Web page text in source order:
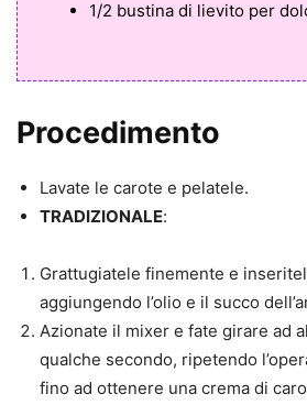
1/2 bustina di lievito per
Procedimento
Lavate le carote e pelatele.
TRADIZIONALE:
Grattugiatele finemente e
aggiungendo l’olio e il succo
Azionate il mixer e fate girare ad
qualche secondo, ripetendo
fino ad ottenere una crema di